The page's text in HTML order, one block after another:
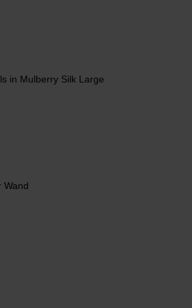
in Mulberry Silk Large
Wand